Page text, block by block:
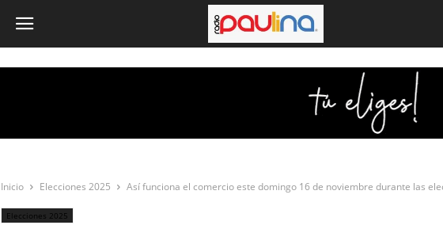
Inicio Elecciones 2025 Así funciona el comercio este domingo 16 de noviembre durante las
Elecciones 2025